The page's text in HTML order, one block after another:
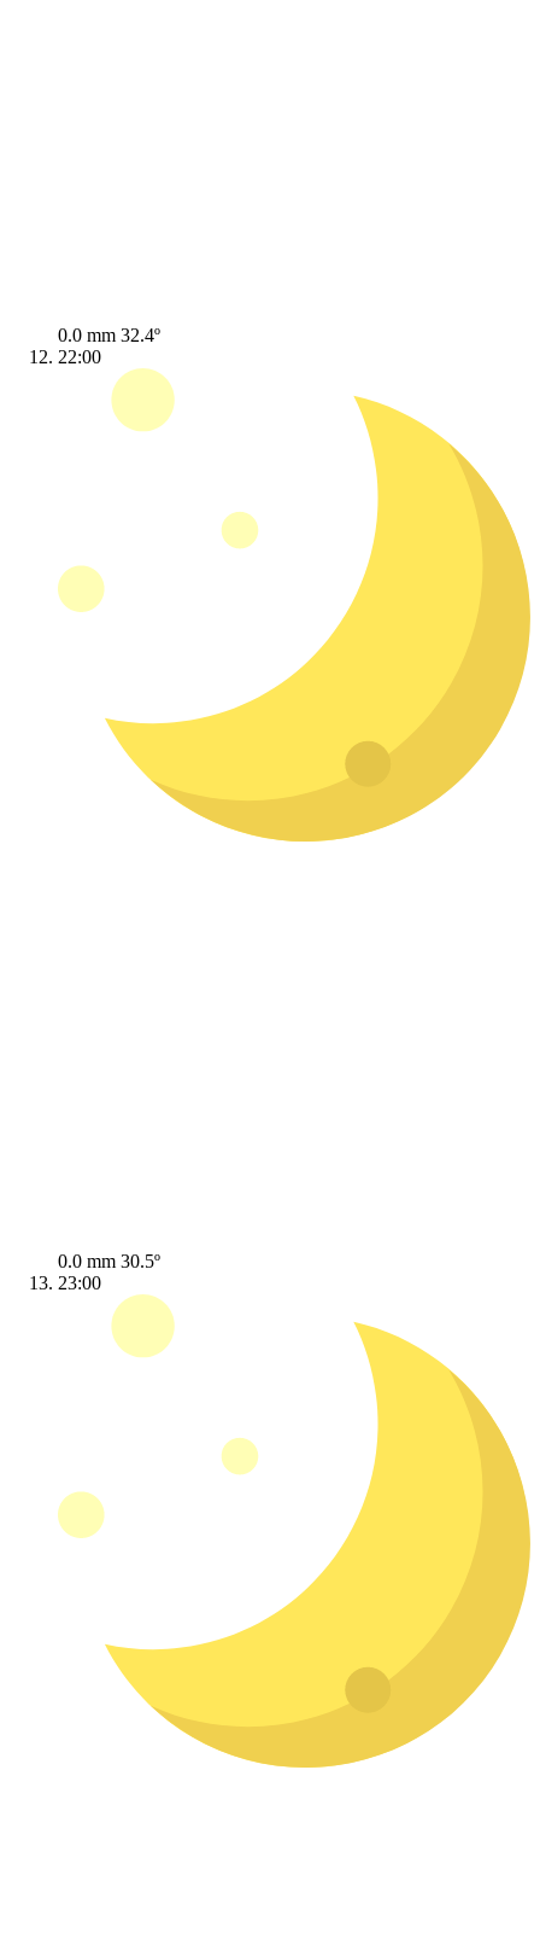
0.0 mm 32.4º
22:00
0.0 mm 30.5º
23:00